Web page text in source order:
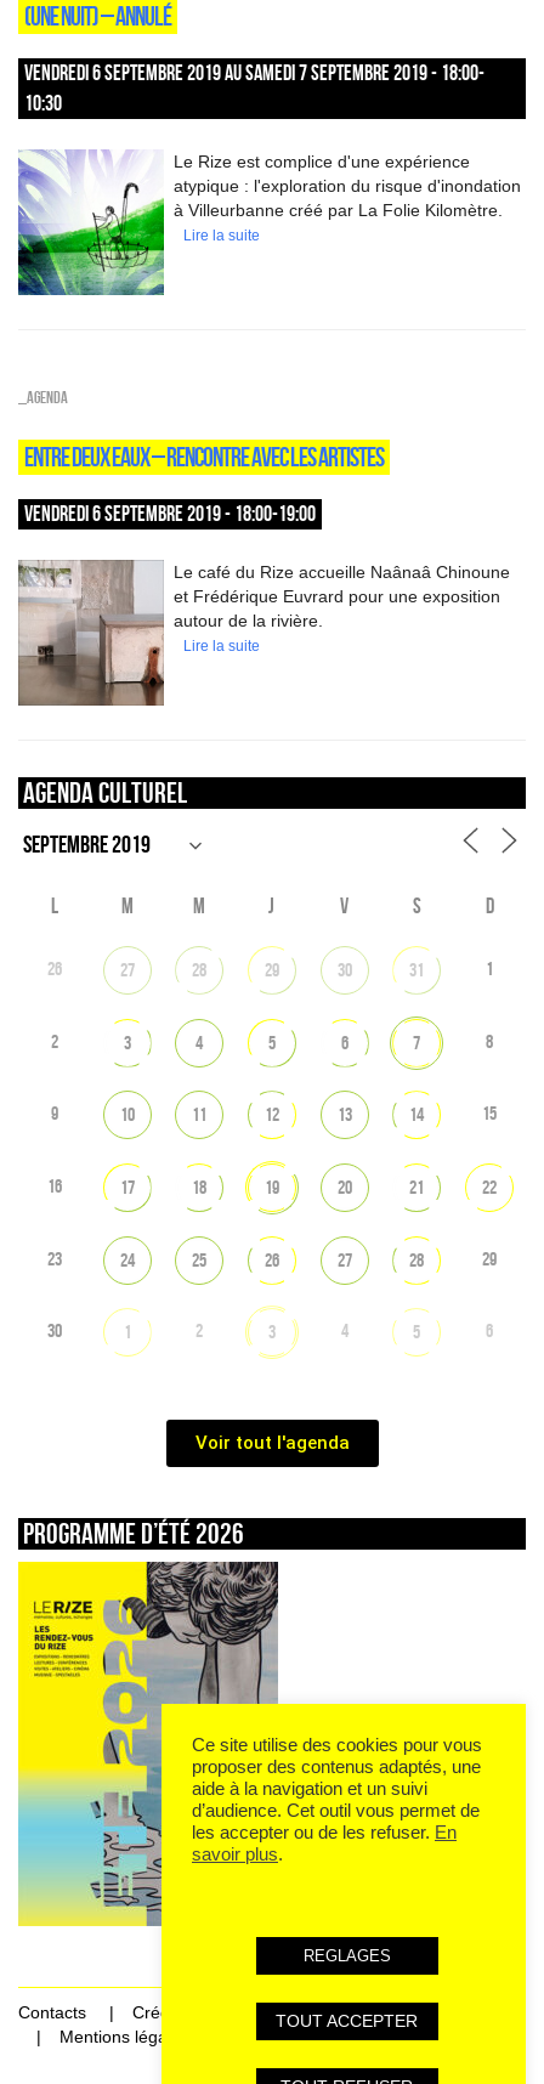
(UNE NUIT) – ANNULÉ
VENDREDI 6 SEPTEMBRE 2019 AU SAMEDI 7 SEPTEMBRE 2019 - 18:00-
10:30
Le Rize est complice d'une expérience
atypique : l'exploration du risque d'inondation
à Villeurbanne créé par La Folie Kilomètre.
Lire la suite
_Agenda
ENTRE DEUX EAUX – RENCONTRE AVEC LES ARTISTES
VENDREDI 6 SEPTEMBRE 2019 - 18:00-19:00
Le café du Rize accueille Naânaâ Chinoune
et Frédérique Euvrard pour une exposition
autour de la rivière.
Lire la suite
Agenda culturel
L M M J V S D
26 27 28 29 30 31 1
2 3 4 5 6 7 8
9 10 11 12 13 14 15
16 17 18 19 20 21 22
23 24 25 26 27 28 29
30 1 2 3 4 5 6
Voir tout l'agenda
Programme d’été 2026
Contacts
Crédits
Mentions légales et données personnelles
Ce site utilise des cookies pour vous
proposer des contenus adaptés, une
aide à la navigation et un suivi
d’audience. Cet outil vous permet de
les accepter ou de les refuser. En
savoir plus.
REGLAGES
TOUT ACCEPTER